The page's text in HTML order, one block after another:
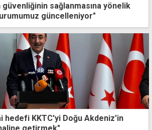
güvenliğinin sağlanmasına yönelik
güncelleniyor"
hedefi KKTC'yi Doğu Akdeniz'in